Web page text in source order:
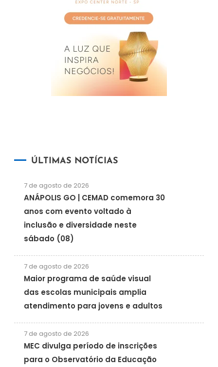
ÚLTIMAS NOTÍCIAS
7 de agosto de 2026
ANÁPOLIS GO | CEMAD comemora 30
anos com evento voltado à
inclusão e diversidade neste
sábado (08)
7 de agosto de 2026
Maior programa de saúde visual
das escolas municipais amplia
atendimento para jovens e adultos
7 de agosto de 2026
MEC divulga período de inscrições
para o Observatório da Educação